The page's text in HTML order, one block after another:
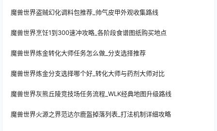
魔兽世界盗贼幻化调料包推荐_帅气皮甲外观收集路线
魔兽世界烹饪1到300速冲攻略_各阶段食谱图纸购买地点
魔兽世界炼金转化大师任务怎么做_分支选择推荐
魔兽世界炼金分支选择哪个好_转化大师与药剂大师对比
魔兽世界灰熊丘陵竞技场任务流程_WLK经典地图升级路线
魔兽世界火源之界范达尔鹿盔掉落列表_打法机制详细攻略